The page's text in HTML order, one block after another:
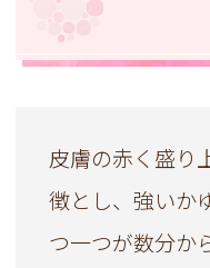
皮膚の赤く盛り
徴とし、強いか
つ一つが数分か